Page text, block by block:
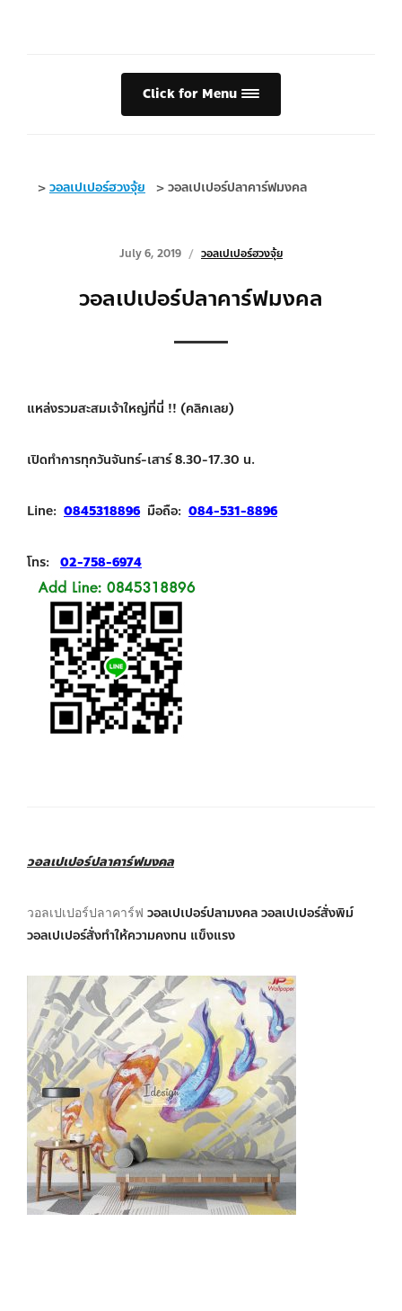
Click for Menu
>วอลเปเปอร์ฮวงจุ้ย >วอลเปเปอร์ปลาคาร์ฟมงคล
July 6, 2019 วอลเปเปอร์ฮวงจุ้ย
วอลเปเปอร์ปลาคาร์ฟมงคล
แหล่งรวมสะสมเจ้าใหญ่ที่นี่ !! (คลิกเลย)
เปิดทำการทุกวันจันทร์-เสาร์ 8.30-17.30 น.
Line: 0845318896 มือถือ: 084-531-8896
โทร: 02-758-6974
วอลเปเปอร์ปลาคาร์ฟมงคล
วอลเปเปอร์ปลาคาร์ฟ วอลเปเปอร์ปลามงคล วอลเปเปอร์สั่งพิม์
วอลเปเปอร์สั่งทำให้ความคงทน แข็งแรง